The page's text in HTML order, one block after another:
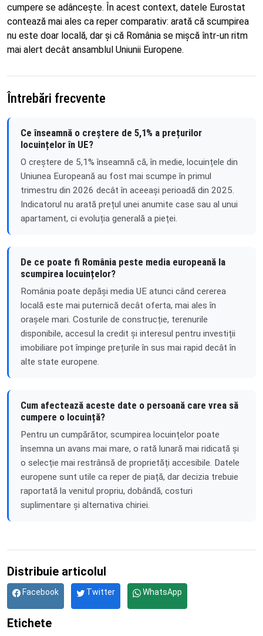
cumpere se adâncește. În acest context, datele Eurostat
contează mai ales ca reper comparativ: arată că scumpirea
nu este doar locală, dar și că România se mișcă într-un ritm
mai alert decât ansamblul Uniunii Europene.
Întrebări frecvente
Ce înseamnă o creștere de 5,1% a prețurilor
locuințelor în UE?
O creștere de 5,1% înseamnă că, în medie, locuințele din
Uniunea Europeană au fost mai scumpe în primul
trimestru din 2026 decât în aceeași perioadă din 2025.
Indicatorul nu arată prețul unei anumite case sau al unui
apartament, ci evoluția generală a pieței.
De ce poate fi România peste media europeană la
scumpirea locuințelor?
România poate depăși media UE atunci când cererea
locală este mai puternică decât oferta, mai ales în
orașele mari. Costurile de construcție, terenurile
disponibile, accesul la credit și interesul pentru investiții
imobiliare pot împinge prețurile în sus mai rapid decât în
alte state europene.
Cum afectează aceste date o persoană care vrea să
cumpere o locuință?
Pentru un cumpărător, scumpirea locuințelor poate
însemna un avans mai mare, o rată lunară mai ridicată și
o selecție mai restrânsă de proprietăți accesibile. Datele
europene sunt utile ca reper de piață, dar decizia trebuie
raportată la venitul propriu, dobândă, costuri
suplimentare și alternativa chiriei.
Distribuie articolul
Facebook Twitter WhatsApp
Etichete